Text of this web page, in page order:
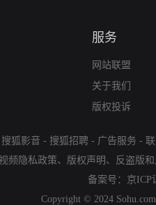
服务
网站联盟
关于我们
版权投诉
搜狐影音 - 搜狐招聘 - 广告服务 -
频隐私政策、 版权声明 、 反盗版
备案号： 京ICP
Copyright © 2024